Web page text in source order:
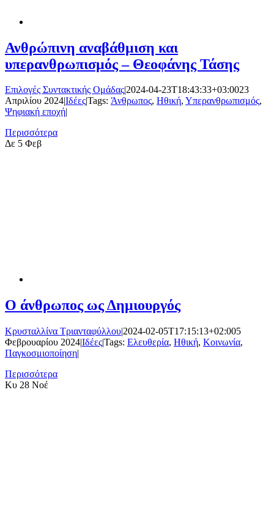
Ανθρώπινη αναβάθμιση και
υπερανθρωπισμός – Θεοφάνης Τάσης
Επιλογές Συντακτικής Ομάδας|2024-04-23T18:43:33+03:0023
Απριλίου 2024|Ιδέες|Tags: Άνθρωπος, Ηθική, Υπερανθρωπισμός,
Ψηφιακή εποχή|
Περισσότερα
Δε 5 Φεβ
Ο άνθρωπος ως Δημιουργός
Κρυσταλλίνα Τριανταφύλλου|2024-02-05T17:15:13+02:005
Φεβρουαρίου 2024|Ιδέες|Tags: Ελευθερία, Ηθική, Κοινωνία,
Παγκοσμιοποίηση|
Περισσότερα
Κυ 28 Νοέ